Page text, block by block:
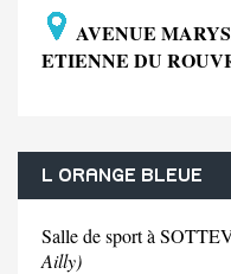
AVENUE
ETIENNE DU
L ORANGE BLEUE
Salle de sport à
Ailly)